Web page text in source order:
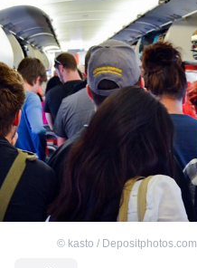
© kasto / Depositphotos.com